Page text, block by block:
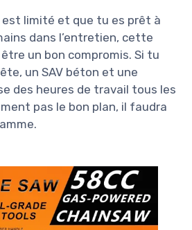
est limité et que tu es prêt à
dans l’entretien, cette
un bon compromis. Si tu
un SAV béton et une
des heures de travail tous les
pas le bon plan, il faudra